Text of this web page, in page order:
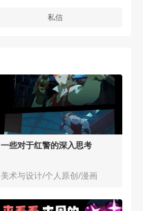
一些对于红警的深入思考
美术与设计/个人原创/漫画
私信